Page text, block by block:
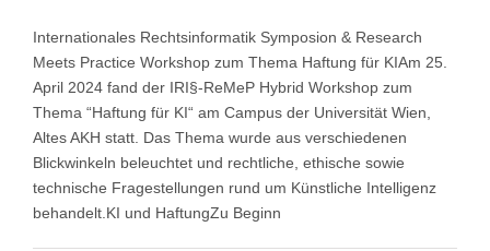
Internationales Rechtsinformatik Symposion & Research
Meets Practice Workshop zum Thema Haftung für KIAm 25.
April 2024 fand der IRI§-ReMeP Hybrid Workshop zum
Thema “Haftung für KI“ am Campus der Universität Wien,
Altes AKH statt. Das Thema wurde aus verschiedenen
Blickwinkeln beleuchtet und rechtliche, ethische sowie
technische Fragestellungen rund um Künstliche Intelligenz
behandelt.KI und HaftungZu Beginn